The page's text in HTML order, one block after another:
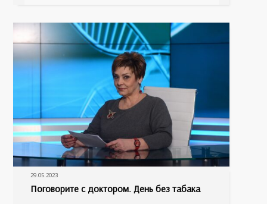
человек может заподозрить
29.05.2023
Поговорите с доктором. День без табака